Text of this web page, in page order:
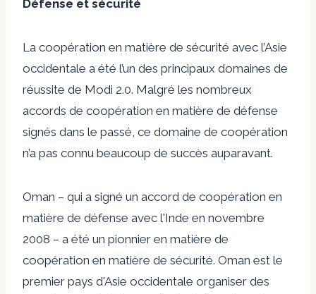
Défense et sécurité
La coopération en matière de sécurité avec l’Asie
occidentale a été l’un des principaux domaines de
réussite de Modi 2.0. Malgré les nombreux
accords de coopération en matière de défense
signés dans le passé, ce domaine de coopération
n’a pas connu beaucoup de succès auparavant.
Oman – qui a signé un accord de coopération en
matière de défense avec l'Inde en novembre
2008 – a été un pionnier en matière de
coopération en matière de sécurité. Oman est le
premier pays d'Asie occidentale organiser des